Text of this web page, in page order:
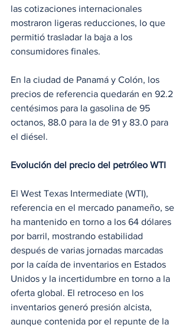
las cotizaciones internacionales
mostraron ligeras reducciones, lo que
permitió trasladar la baja a los
consumidores finales.
En la ciudad de Panamá y Colón, los
precios de referencia quedarán en 92.2
centésimos para la gasolina de 95
octanos, 88.0 para la de 91 y 83.0 para
el diésel.
Evolución del precio del petróleo WTI
El West Texas Intermediate (WTI),
referencia en el mercado panameño, se
ha mantenido en torno a los 64 dólares
por barril, mostrando estabilidad
después de varias jornadas marcadas
por la caída de inventarios en Estados
Unidos y la incertidumbre en torno a la
oferta global. El retroceso en los
inventarios generó presión alcista,
aunque contenida por el repunte de la